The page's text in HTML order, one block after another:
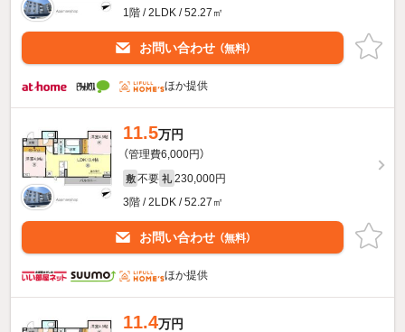
1階 / 2LDK / 52.27㎡
お問い合わせ （無料）
ほか提供
11.5万円
（管理費6,000円）
敷 不要 礼 230,000円
3階 / 2LDK / 52.27㎡
お問い合わせ （無料）
ほか提供
11.4万円